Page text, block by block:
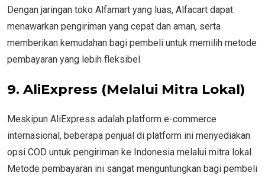
Dengan jaringan toko Alfamart yang luas, Alfacart dapat
menawarkan pengiriman yang cepat dan aman, serta
memberikan kemudahan bagi pembeli untuk memilih metode
pembayaran yang lebih fleksibel.
9. AliExpress (Melalui Mitra Lokal)
Meskipun AliExpress adalah platform e-commerce
internasional, beberapa penjual di platform ini menyediakan
opsi COD untuk pengiriman ke Indonesia melalui mitra lokal.
Metode pembayaran ini sangat menguntungkan bagi pembeli